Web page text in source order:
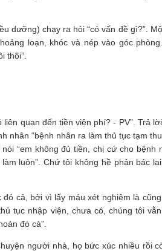
dưỡng) chạy ra hỏi “có vấn đề gì?”.
loạn, khóc và nép vào góc
thôi”.
quan đến tiền viện phí? - PV”. Trả
nhân “bệnh nhân ra làm thủ tục tạm
“em không đủ tiền, chị cứ cho bệnh
luôn”. Chứ tôi không hề phản bác
cả, bởi vì lấy máu xét nghiệm là
tục nhập viện, chưa có, chúng tôi
đó cả”.
người nhà, họ bức xúc nhiều rồi